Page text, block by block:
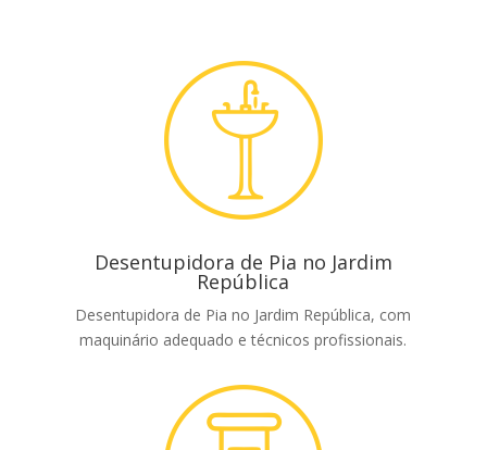
Desentupidora de Pia no Jardim
República
Desentupidora de Pia no Jardim República, com
maquinário adequado e técnicos profissionais.